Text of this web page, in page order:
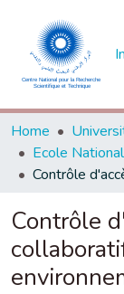
Home
Contrôle